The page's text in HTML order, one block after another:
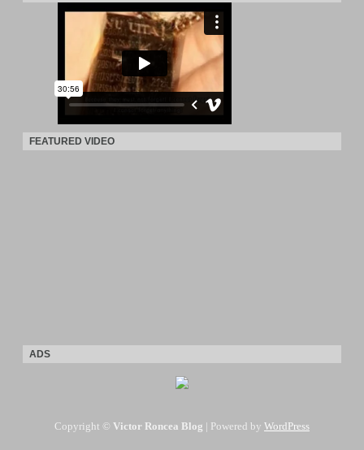
FEATURED VIDEO
ADS
Copyright © Victor Roncea Blog | Powered by WordPress